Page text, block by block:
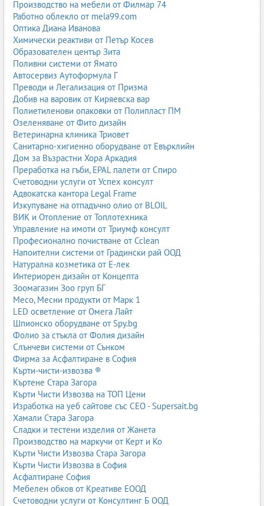
Керамика
Керамиката включва ателиета, магазини и производители на
керамични изделия – съдове, декоративни елементи, плочки,
художествена керамика, сувенири. Това е занаят и изкуство,
което съчетава функционалност и естетика.
В тази подкатегория попадат и авторски студиа, които
предлагат ръчно изработени изделия, курсове по керамика,
работилници за деца и възрастни. Керамиката е търсена както
за дома, така и за ресторанти, хотели и интериорни проекти.
Козметика за домашни любимци
„Козметика за домашни любимци“ обхваща продукти и услуги
за грижа за козината, кожата и хигиената на животните –
шампоани, балсами, парфюми, кърпички, четки, спрейове
против паразити. Тук попадат и груминг салони, които
предлагат подстригване, къпане и стилизиране.
Тази подкатегория е важна за собствениците на кучета, котки и
други домашни любимци, които искат да осигурят не само
здраве, но и комфорт и естетичен вид на своите животни.
Лов и риболов
„Лов и риболов“ включва магазини за ловни и риболовни
принадлежности, екипировка, дрехи, обувки, аксесоари, както и
клубове, сдружения и организатори на излети. Тук се предлагат
въдици, макари, примамки, палатки, ножове, оптика и други
специализирани продукти.
Категорията е насочена към любители и професионалисти,
които практикуват лов и риболов като хоби или спорт. Често се
комбинира с туристическа екипировка и outdoor стоки.
Магазини за цветя
Магазините за цветя предлагат букети, аранжировки, саксийни
растения, декоративни елементи и услуги за украса на събития
– сватби, фирмени тържества, частни партита. Тук попадат и
онлайн цветарски магазини с доставка до адрес.
Флористите често предлагат и консултации, абонаментни
услуги за офиси и хотели, както и специални тематични
аранжировки за празници. Цветята са важна част от
Производство на мебели от Филмар 74
Работно облекло от mela99.com
Оптика Диана Иванова
Химически реактиви от Петър Косев
Образователен център Зита
Поливни системи от Ямато
Автосервиз Аутоформула Г
Преводи и Легализация от Призма
Добив на варовик от Киряевска вар
Полиетиленови опаковки от Полипласт ПМ
Озеленяване от Фито дизайн
Ветеринарна клиника Триовет
Санитарно-хигиенно оборудване от Евърклийн
Дом за Възрастни Хора Аркадия
Преработка на гъби, EPAL палети от Спиро
Счетоводни услуги от Успех консулт
Адвокатска кантора Legal Frame
Изкупуване на отпадъчно олио от BLOIL
ВИК и Отопление от Топлотехника
Управление на имоти от Триумф консулт
Професионално почистване от Cclean
Напоителни системи от Градински рай ООД
Натурална козметика от Е-лек
Интериорен дизайн от Концепта
Зоомагазин Зоо груп БГ
Месо, Месни продукти от Марк 1
LED осветление от Омега Лайт
Шпионско оборудване от Spy.bg
Фолио за стъкла от Фолия дизайн
Слънчеви системи от Сънком
Фирма за Асфалтиране в София
Кърти-чисти-извозва ®
Къртене Стара Загора
Кърти Чисти Извозва на ТОП Цени
Изработка на уеб сайтове със СЕО - Supersait.bg
Хамали Стара Загора
Сладки и тестени изделия от Жанета
Производство на маркучи от Керт и Ко
Кърти Чисти Извозва Стара Загора
Кърти Чисти Извозва в София
Асфалтиране София
Мебелен обков от Креативе ЕООД
Счетоводни услуги от Консултинг Б ООД